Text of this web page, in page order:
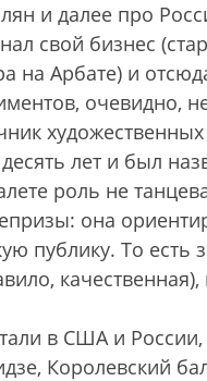
и далее про
свой бизнес
на Арбате) и
очевидно,
лет и был
роль не
она
публику. То есть
в США и
Королевский